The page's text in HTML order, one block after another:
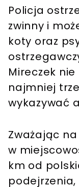
Policja
zwinny i
koty oraz
Mireczek
najmniej
wykazywać
Zważając
w
km od
podejrzenia,